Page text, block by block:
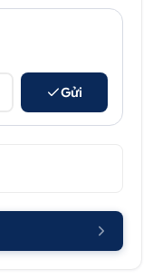
Gửi